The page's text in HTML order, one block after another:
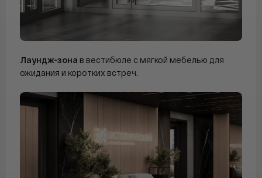
Лаундж-зона в вестибюле с мягкой мебелью для
ожидания и коротких встреч.